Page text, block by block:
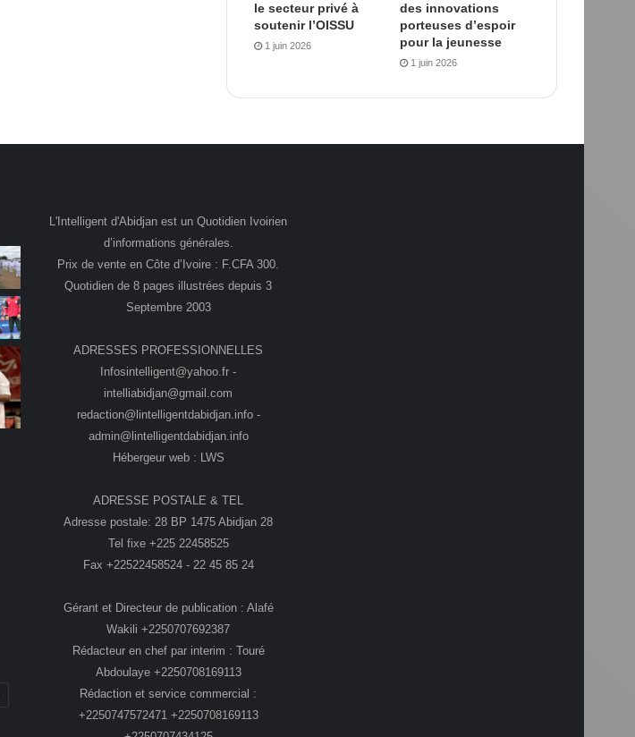
le secteur privé à
soutenir l’OISSU
1 juin 2026
des innovations
porteuses d’espoir
pour la jeunesse
1 juin 2026
L'Intelligent d'Abidjan est un Quotidien Ivoirien
d’informations générales.
Prix de vente en Côte d’Ivoire : F.CFA 300.
Quotidien de 8 pages illustrées depuis 3
Septembre 2003
ADRESSES PROFESSIONNELLES
Infosintelligent@yahoo.fr -
intelliabidjan@gmail.com
redaction@lintelligentdabidjan.info -
admin@lintelligentdabidjan.info
Hébergeur web : LWS
ADRESSE POSTALE & TEL
Adresse postale: 28 BP 1475 Abidjan 28
Tel fixe +225 22458525
Fax +22522458524 - 22 45 85 24
Gérant et Directeur de publication : Alafé
Wakili +2250707692387
Rédacteur en chef par interim : Touré
Abdoulaye +2250708169113
Rédaction et service commercial :
+2250747572471 +2250708169113